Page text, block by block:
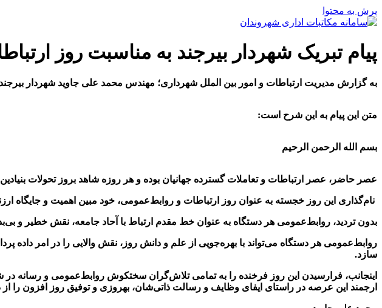
پرش به محتوا
پیام تبریک شهردار بیرجند به مناسبت روز
به گزارش مدیریت ارتباطات و امور بین الملل شهرداری؛ مهندس محمد علی جاوید شهردار بیرجند در پیامی فرارسیدن 27 اردیبهشت ماه روز
متن این پیام به این شرح است:
بسم الله الرحمن الرحیم
عصر حاضر، عصر ارتباطات و تعاملات گسترده جهانیان بوده و هر روزه شاهد بروز تحولات
نام‌گذاری این روز خجسته به عنوان روز ارتباطات و روابط‌عمومی، خود مبین اهمیت و
بدون تردید، روابط‌عمومی هر دستگاه به عنوان خط مقدم ارتباط با آحاد جامعه، نقش خطیر و
روابط‌عمومی هر دستگاه می‌تواند با بهره‌جویی از علم و دانش روز، نقش والایی را در امر داده
سازد.
اینجانب، فرارسیدن این روز فرخنده را به تمامی تلاش‌گران سختکوش‌ روابط‌عمومی و رسانه
ارجمند این عرصه در راستای ایفای وظایف و رسالت ذاتی‌شان، بهروزی و توفیق روز افزون را از